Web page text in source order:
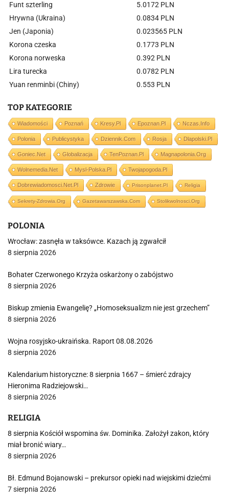
Funt szterling
5.0172 PLN
Hrywna (Ukraina)
0.0834 PLN
Jen (Japonia)
0.023565 PLN
Korona czeska
0.1773 PLN
Korona norweska
0.392 PLN
Lira turecka
0.0782 PLN
Yuan renminbi (Chiny)
0.553 PLN
TOP KATEGORIE
Wiadomości Poznań Kresy.pl Epoznan.pl Nczas.info
Polonia Publicystyka Dziennik.com Rosja Dlapolski.pl
Goniec.net Globalizacja TenPoznan.pl Magnapolonia.org
Wolnemedia.net Mysl-Polska.pl Twojapogoda.pl
Dobrewiadomosci.net.pl Zdrowie Prisonplanet.pl Religia
Sekrety-Zdrowia.org Gazetawarszawska.com Stolikwolnosci.org
POLONIA
Wrocław: zasnęła w taksówce. Kazach ją zgwałcił
8 sierpnia 2026
Bohater Czerwonego Krzyża oskarżony o zabójstwo
8 sierpnia 2026
Biskup zmienia Ewangelię? „Homoseksualizm nie jest grzechem”
8 sierpnia 2026
Wojna rosyjsko-ukraińska. Raport 08.08.2026
8 sierpnia 2026
Kalendarium historyczne: 8 sierpnia 1667 – śmierć zdrajcy
Hieronima Radziejowski…
8 sierpnia 2026
RELIGIA
8 sierpnia Kościół wspomina św. Dominika. Założył zakon, który
miał bronić wiary…
8 sierpnia 2026
Bł. Edmund Bojanowski – prekursor opieki nad wiejskimi dziećmi
7 sierpnia 2026